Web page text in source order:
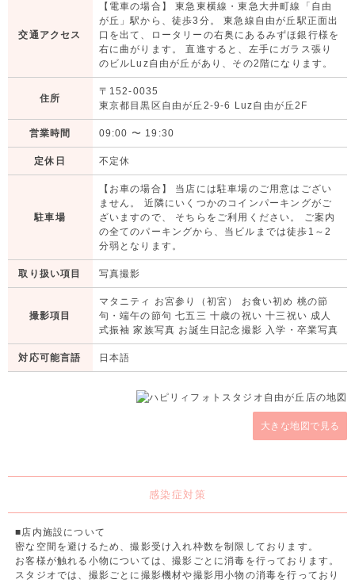
交通アクセス
【電車の場合】 東急東横線・東急大井町線「自由
が丘」駅から、徒歩3分。 東急線自由が丘駅正面出
口を出て、ロータリーの右奥にあるみずほ銀行様を
右に曲がります。 直進すると、左手にガラス張り
のビルLuz自由が丘があり、その2階になります。
住所
〒152-0035
東京都目黒区自由が丘2-9-6 Luz自由が丘2F
営業時間 09:00 〜 19:30
定休日 不定休
駐車場
【お車の場合】 当店には駐車場のご用意はござい
ません。 近隣にいくつかのコインパーキングがご
ざいますので、 そちらをご利用ください。 ご案内
の全てのパーキングから、当ビルまでは徒歩1～2
分弱となります。
取り扱い項目 写真撮影
撮影項目
マタニティ お宮参り（初宮） お食い初め 桃の節
句・端午の節句 七五三 十歳の祝い 十三祝い 成人
式振袖 家族写真 お誕生日記念撮影 入学・卒業写真
対応可能言語 日本語
大きな地図で見る
感染症対策
■店内施設について
密な空間を避けるため、撮影受け入れ枠数を制限しております。
お客様が触れる小物については、撮影ごとに消毒を行っております。
スタジオでは、撮影ごとに撮影機材や撮影用小物の消毒を行っており